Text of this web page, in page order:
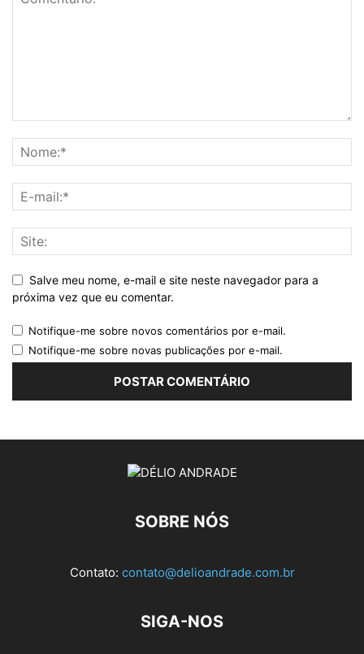
Salve meu nome, e-mail e site neste navegador para a
próxima vez que eu comentar.
Notifique-me sobre novos comentários por e-mail.
Notifique-me sobre novas publicações por e-mail.
SOBRE NÓS
Contato: contato@delioandrade.com.br
SIGA-NOS